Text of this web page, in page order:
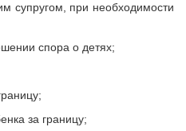
супругом, при необходимости
спора о детях;
за границу;